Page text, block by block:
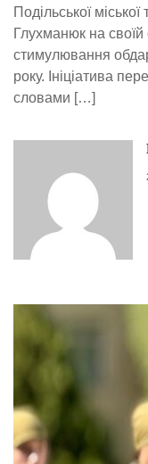
Подільської
Глухманюк на
стимулювання
року. Ініціатива
словами […]